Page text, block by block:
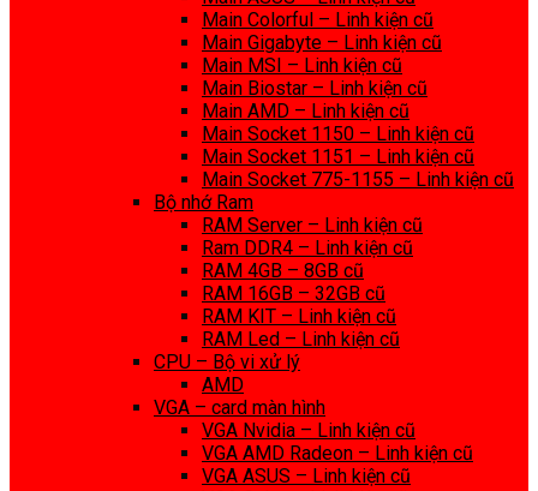
Main Colorful – Linh kiện cũ
Main Gigabyte – Linh kiện cũ
Main MSI – Linh kiện cũ
Main Biostar – Linh kiện cũ
Main AMD – Linh kiện cũ
Main Socket 1150 – Linh kiện cũ
Main Socket 1151 – Linh kiện cũ
Main Socket 775-1155 – Linh kiện cũ
Bộ nhớ Ram
RAM Server – Linh kiện cũ
Ram DDR4 – Linh kiện cũ
RAM 4GB – 8GB cũ
RAM 16GB – 32GB cũ
RAM KIT – Linh kiện cũ
RAM Led – Linh kiện cũ
CPU – Bộ vi xử lý
AMD
VGA – card màn hình
VGA Nvidia – Linh kiện cũ
VGA AMD Radeon – Linh kiện cũ
VGA ASUS – Linh kiện cũ